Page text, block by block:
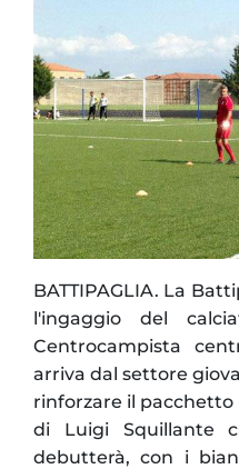
BATTIPAGLIA. La
l'ingaggio del
Centrocampista
arriva dal settore
rinforzare il pacchetto
di Luigi Squillante
debutterà, con i